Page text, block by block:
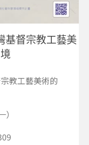
基督宗教工藝美
教工藝美術的